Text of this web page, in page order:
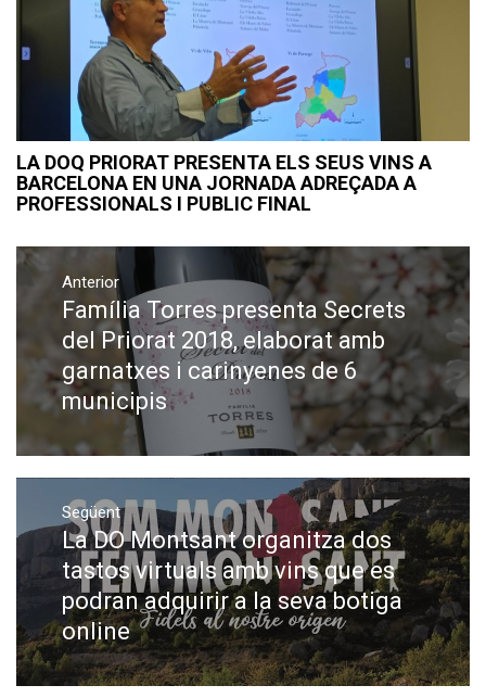
LA DOQ PRIORAT PRESENTA ELS SEUS VINS A
BARCELONA EN UNA JORNADA ADREÇADA A
PROFESSIONALS I PUBLIC FINAL
Navegació
d'entrades
Anterior
Previous
post:
Família Torres presenta Secrets
del Priorat 2018, elaborat amb
garnatxes i carinyenes de 6
municipis
Següent
Next
post:
La DO Montsant organitza dos
tastos virtuals amb vins que es
podran adquirir a la seva botiga
online